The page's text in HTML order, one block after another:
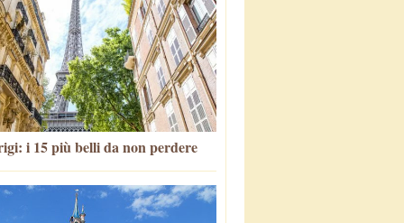
i 15 più belli da non perdere